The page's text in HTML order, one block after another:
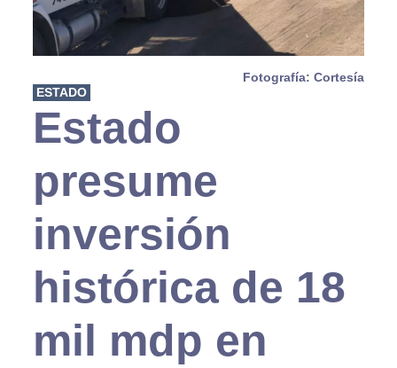
Fotografía: Cortesía
ESTADO
Estado
presume
inversión
histórica de 18
mil mdp en